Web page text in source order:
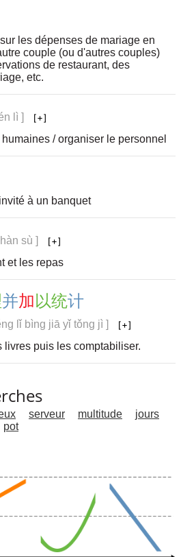
les dépenses de mariage en
couple (ou d'autres couples)
de restaurant, des
etc.
lì ]
/ organiser le personnel
à un banquet
sù ]
et les repas
并加 以统计
lǐ bìng jiā yǐ tǒng jì ]
livres puis les comptabiliser.
serveur multitude
jours
pot